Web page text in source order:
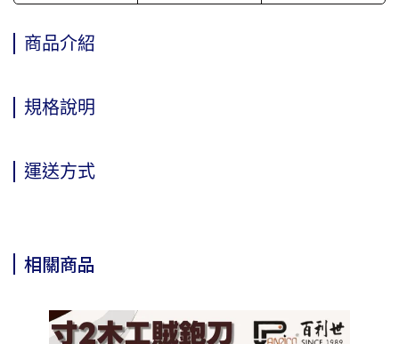
商品介紹
規格說明
運送方式
相關商品